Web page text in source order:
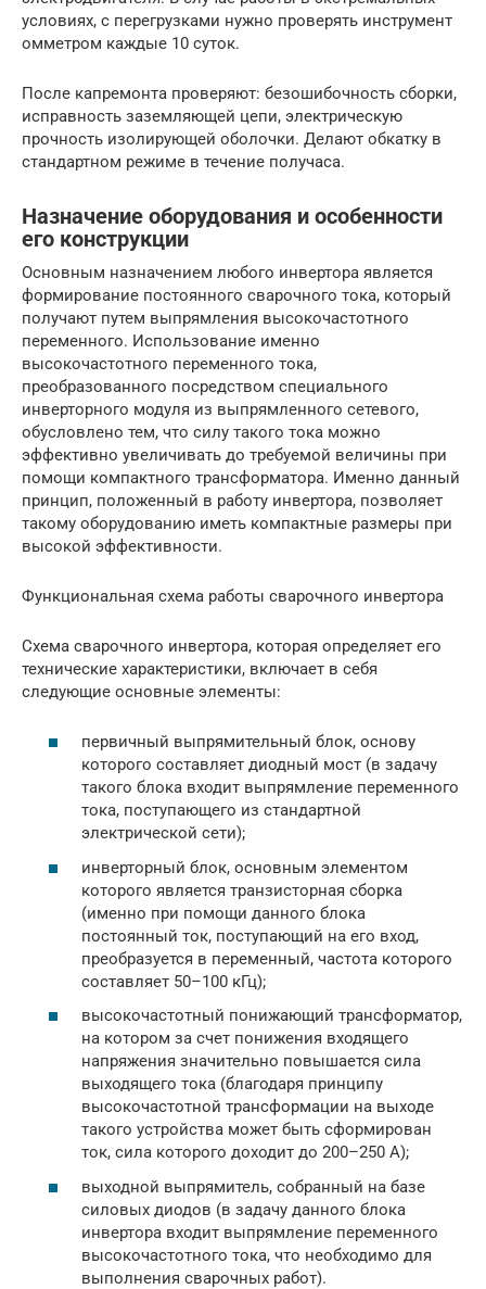
условиях, с перегрузками нужно проверять инструмент
омметром каждые 10 суток.
После капремонта проверяют: безошибочность сборки,
исправность заземляющей цепи, электрическую
прочность изолирующей оболочки. Делают обкатку в
стандартном режиме в течение получаса.
Назначение оборудования и особенности
его конструкции
Основным назначением любого инвертора является
формирование постоянного сварочного тока, который
получают путем выпрямления высокочастотного
переменного. Использование именно
высокочастотного переменного тока,
преобразованного посредством специального
инверторного модуля из выпрямленного сетевого,
обусловлено тем, что силу такого тока можно
эффективно увеличивать до требуемой величины при
помощи компактного трансформатора. Именно данный
принцип, положенный в работу инвертора, позволяет
такому оборудованию иметь компактные размеры при
высокой эффективности.
Функциональная схема работы сварочного инвертора
Схема сварочного инвертора, которая определяет его
технические характеристики, включает в себя
следующие основные элементы:
первичный выпрямительный блок, основу
которого составляет диодный мост (в задачу
такого блока входит выпрямление переменного
тока, поступающего из стандартной
электрической сети);
инверторный блок, основным элементом
которого является транзисторная сборка
(именно при помощи данного блока
постоянный ток, поступающий на его вход,
преобразуется в переменный, частота которого
составляет 50–100 кГц);
высокочастотный понижающий трансформатор,
на котором за счет понижения входящего
напряжения значительно повышается сила
выходящего тока (благодаря принципу
высокочастотной трансформации на выходе
такого устройства может быть сформирован
ток, сила которого доходит до 200–250 А);
выходной выпрямитель, собранный на базе
силовых диодов (в задачу данного блока
инвертора входит выпрямление переменного
высокочастотного тока, что необходимо для
выполнения сварочных работ).